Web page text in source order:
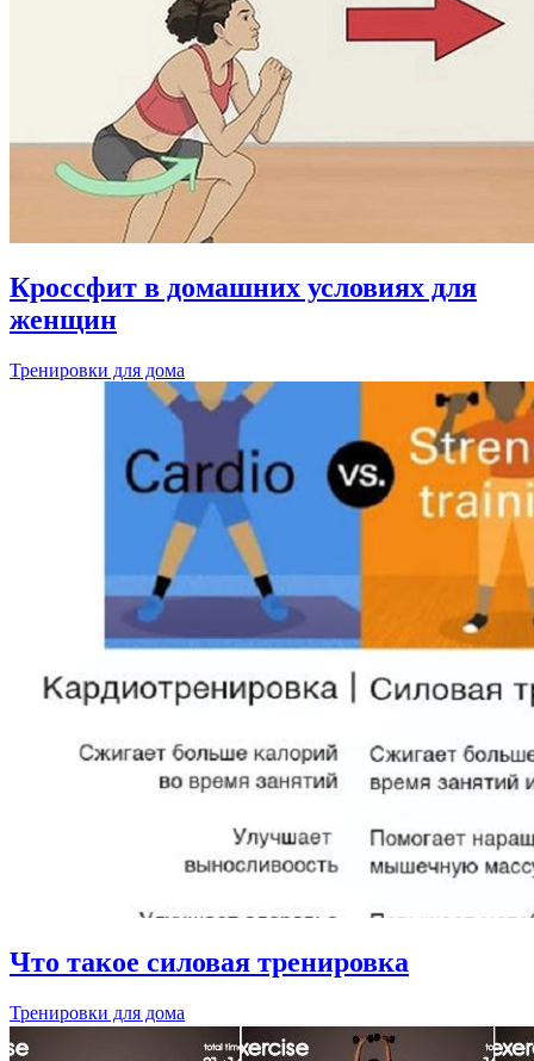
Кроссфит в домашних условиях для
женщин
Тренировки для дома
Что такое силовая тренировка
Тренировки для дома